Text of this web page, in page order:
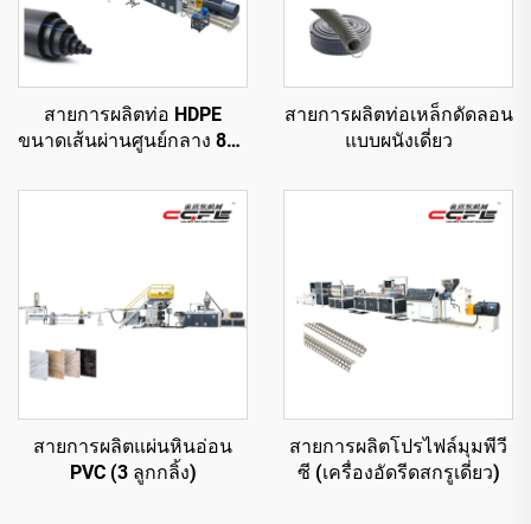
สายการผลิตท่อ HDPE
ขนาดเส้นผ่านศูนย์กลาง 800
สายการผลิตท่อเหล็กดัดลอน
แบบผนังเดี่ยว
สายการผลิตแผ่นหินอ่อน
PVC (3 ลูกกลิ้ง)
สายการผลิตโปรไฟล์มุมพีวี
ซี (เครื่องอัดรีดสกรูเดี่ยว)